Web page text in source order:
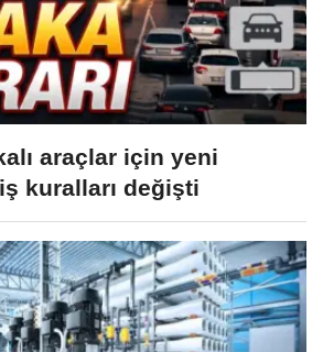
araçlar için yeni
kuralları değişti